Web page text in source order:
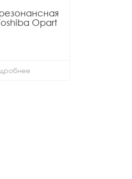
Opart